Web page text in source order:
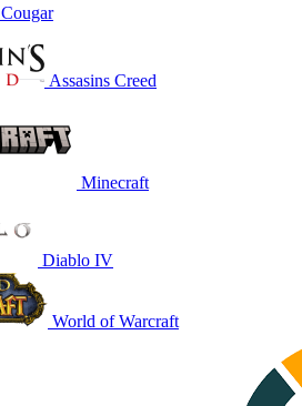
Cougar
Assasins Creed
Minecraft
Diablo IV
World of Warcraft